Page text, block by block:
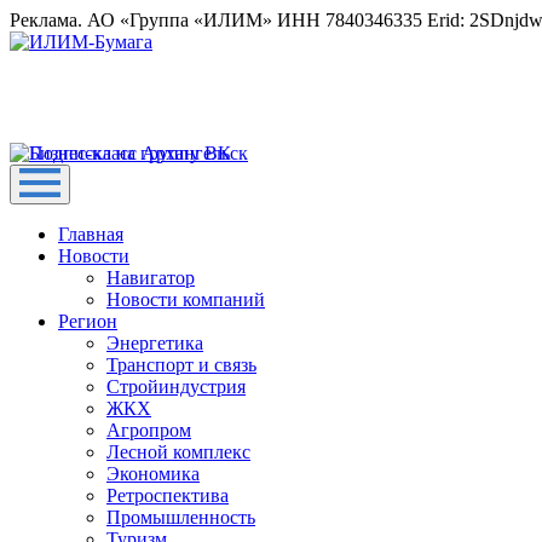
Реклама. АО «Группа «ИЛИМ» ИНН 7840346335 Erid:
Главная
Новости
Навигатор
Новости компаний
Регион
Энергетика
Транспорт и связь
Стройиндустрия
ЖКХ
Агропром
Лесной комплекс
Экономика
Ретроспектива
Промышленность